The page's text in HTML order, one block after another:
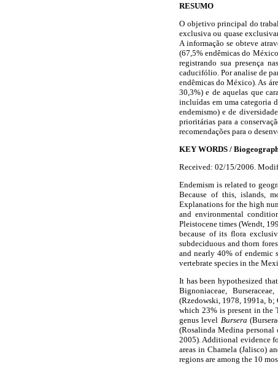
RESUMO
O objetivo principal do
exclusiva ou quase
A informação se obteve
(67,5% endêmicas do
registrando sua presença
caducifólio. Por analise de
endêmicas do México). As
30,3%) e de aquelas que
incluídas em uma categoria
endemismo) e de
prioritárias para a
recomendações para o
KEY WORDS /
Received: 02/15/2006.
Endemism is related to
Because of this, islands,
Explanations for the high
and environmental
Pleistocene times (Wendt,
because of its flora
subdeciduous and thorn
and nearly 40% of endemic
vertebrate species in the
It has been hypothesized
Bignoniaceae,
(Rzedowski, 1978, 1991a, b;
which 23% is present in the
genus level Bursera
(Rosalinda Medina
2005). Additional evidence
areas in Chamela (Jalisco)
regions are among the 10